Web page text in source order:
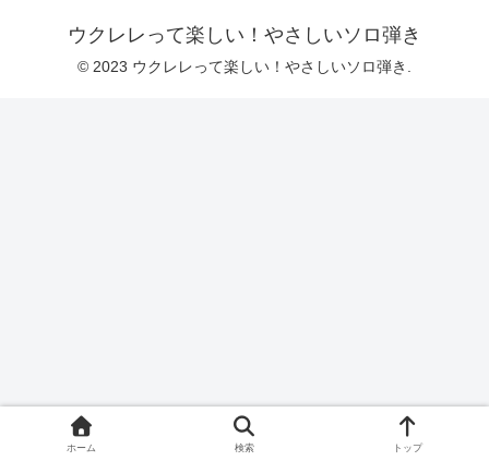
ウクレレって楽しい！やさしいソロ弾き
© 2023 ウクレレって楽しい！やさしいソロ弾き.
ホーム 検索 トップ